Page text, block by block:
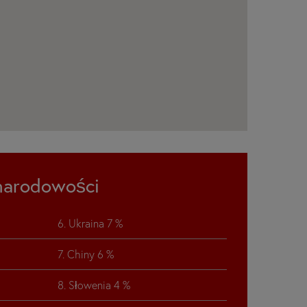
6. Ukraina 7 %
7. Chiny 6 %
8. Słowenia 4 %